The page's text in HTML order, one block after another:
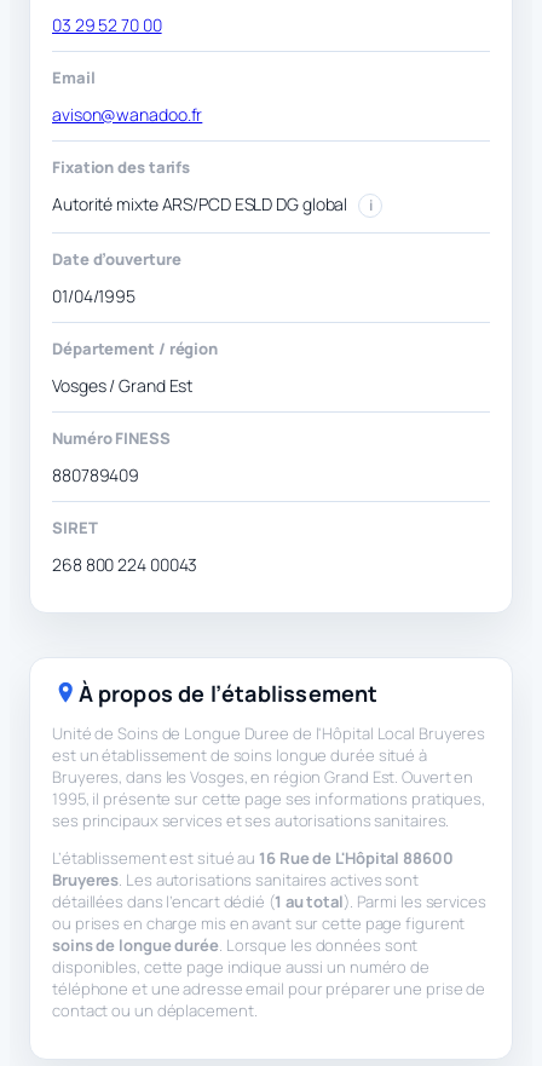
03 29 52 70 00
Email
avison@wanadoo.fr
Fixation des tarifs
Autorité mixte ARS/PCD ESLD DG global i
Date d’ouverture
01/04/1995
Département / région
Vosges / Grand Est
Numéro FINESS
880789409
SIRET
268 800 224 00043
À propos de l’établissement
Unité de Soins de Longue Duree de l'Hôpital Local Bruyeres
est un établissement de soins longue durée situé à
Bruyeres, dans les Vosges, en région Grand Est. Ouvert en
1995, il présente sur cette page ses informations pratiques,
ses principaux services et ses autorisations sanitaires.
L’établissement est situé au 16 Rue de L'Hôpital 88600
Bruyeres . Les autorisations sanitaires actives sont
détaillées dans l’encart dédié (1 au total). Parmi les services
ou prises en charge mis en avant sur cette page figurent
soins de longue durée. Lorsque les données sont
disponibles, cette page indique aussi un numéro de
téléphone et une adresse email pour préparer une prise de
contact ou un déplacement.